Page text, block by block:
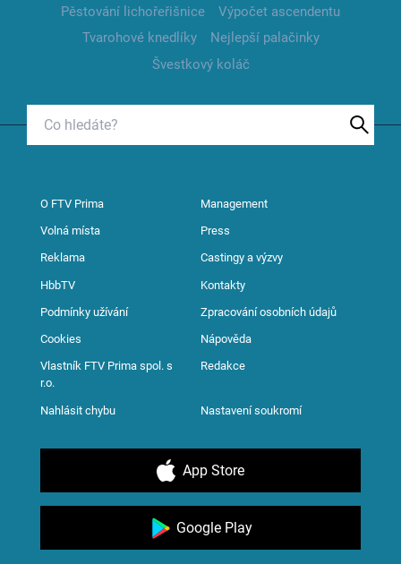
Pěstování lichořeřišnice
Výpočet ascendentu
Tvarohové knedlíky
Nejlepší palačinky
Švestkový koláč
O FTV Prima Management
Volná místa Press
Reklama Castingy a výzvy
HbbTV Kontakty
Podmínky užívání Zpracování osobních údajů
Cookies Nápověda
Vlastník FTV Prima spol. s
r.o.
Redakce
Nahlásit chybu Nastavení soukromí
App Store
Google Play